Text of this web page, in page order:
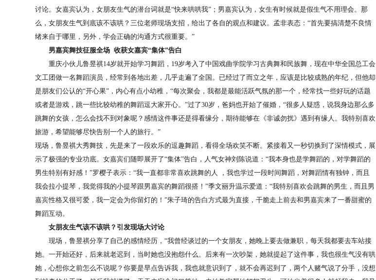
讨论。女嘉宾认为，女朋友生气的潜台词就是“快来哄哄我”；男嘉宾认为，女生有时候就是假生气不用理会。那
么，女朋友生气到底该不该哄？三位老师现场支招，给出了各自的观点和建议。孟非表态：“首先要搞清楚不良情
绪来自于哪里，另外，学会正确的沟通方式很重要。”
男嘉宾舞技征服全场 收获女嘉宾“集体”告白
重庆小伙儿鲁昱祺14岁就开始学习舞蹈，19岁考入了中国戏曲学院学习古典舞和民族舞，现在中华全国总工会
文工团做一名舞蹈演员，经常到各地出差，几乎走遍了全国。已经过了而立之年，应该是比较成熟的年纪，但他却
是朋友们公认的“开心果”，内心有点小幼稚，“每次聚会，我都是最能活跃气氛的那一个，经常找一些好玩的话题
或者是游戏，跳一些比较幼稚的舞蹈逗大家开心。”过了30岁，爸妈也开始了催婚，“很多人疑惑，说我身边那么多
跳舞的女孩，怎么会找不到对象呢？感情这件事还是得看缘分，期待能够在《非诚勿扰》遇到有缘人。我特别喜欢
旅游，希望能够尽快告别一个人的旅行。”
现场，鲁昱祺大秀舞技，先是来了一段欢乐的逗趣舞蹈，看得全场欢笑不断。紧接着又一秒切换到了深情模式，展
示了极强的专业功底。女嘉宾们随即展开了“集体”告白，人气女神刘陈说道：“我本身也是学舞蹈的，对学舞蹈的
男生特别有好感！”罗樱子表示：“我一直都非常喜欢跳舞的人 ，我也学过一段时间舞蹈，对舞蹈情有独钟，而且
我会拉小提琴，我觉得我的小提琴跟男嘉宾的舞蹈很搭！”季文丽升温示爱道：“我特别喜欢会跳舞的男生，而且男
嘉宾性格又很可爱，我一定会为你留灯的！”朱子琦的告白方式最为直接，干脆走上前去和男嘉宾来了一番甜蜜的
舞蹈互动。
女朋友生气该不该哄？引发现场大讨论
现场，鲁昱祺分享了自己的感情经历，“我曾经谈过的一个女朋友，她晚上要去做兼职，每天我都要去车站接
她。一开始还好，后来就老迟到，当时她也没抱怨什么。后来有一次吵架，她就提起了这件事，我也很生气没有哄
她，心想你之前怎么不说呢？你要是早点告诉我，我也就意识到了，就不会再迟到了，两个人赌气说了分手，没想